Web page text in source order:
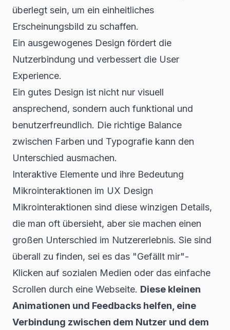
überlegt sein, um ein einheitliches
Erscheinungsbild zu schaffen.
Ein ausgewogenes Design fördert die
Nutzerbindung und verbessert die User
Experience.
Ein gutes Design ist nicht nur visuell
ansprechend, sondern auch funktional und
benutzerfreundlich. Die richtige Balance
zwischen Farben und Typografie kann den
Unterschied ausmachen.
Interaktive Elemente und ihre Bedeutung
Mikrointeraktionen im UX Design
Mikrointeraktionen sind diese winzigen Details,
die man oft übersieht, aber sie machen einen
großen Unterschied im Nutzererlebnis. Sie sind
überall zu finden, sei es das "Gefällt mir"-
Klicken auf sozialen Medien oder das einfache
Scrollen durch eine Webseite. Diese kleinen
Animationen und Feedbacks helfen, eine
Verbindung zwischen dem Nutzer und dem